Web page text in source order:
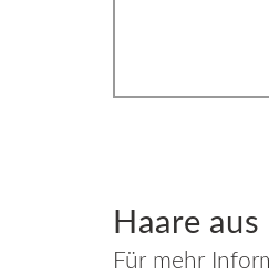
Haare
Für mehr